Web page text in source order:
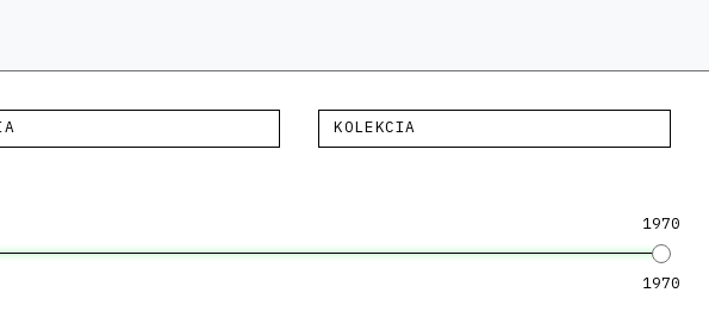
KOLEKCIA
1970
1970